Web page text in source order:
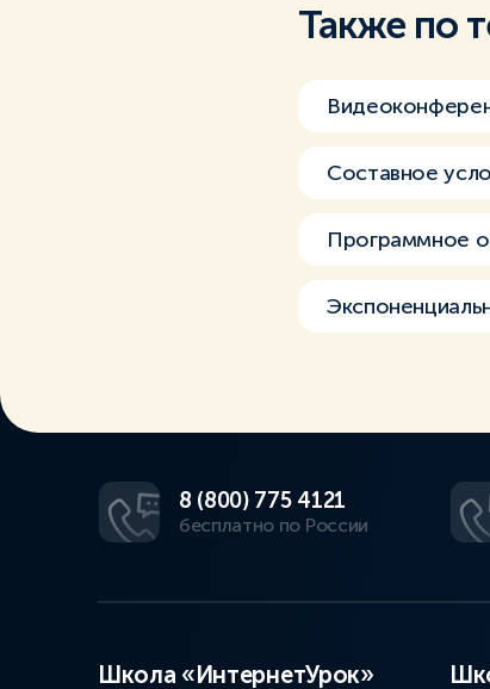
Также по
Составное
Программное
8 (800) 775 4121
бесплатно по России
Школа «ИнтернетУрок»